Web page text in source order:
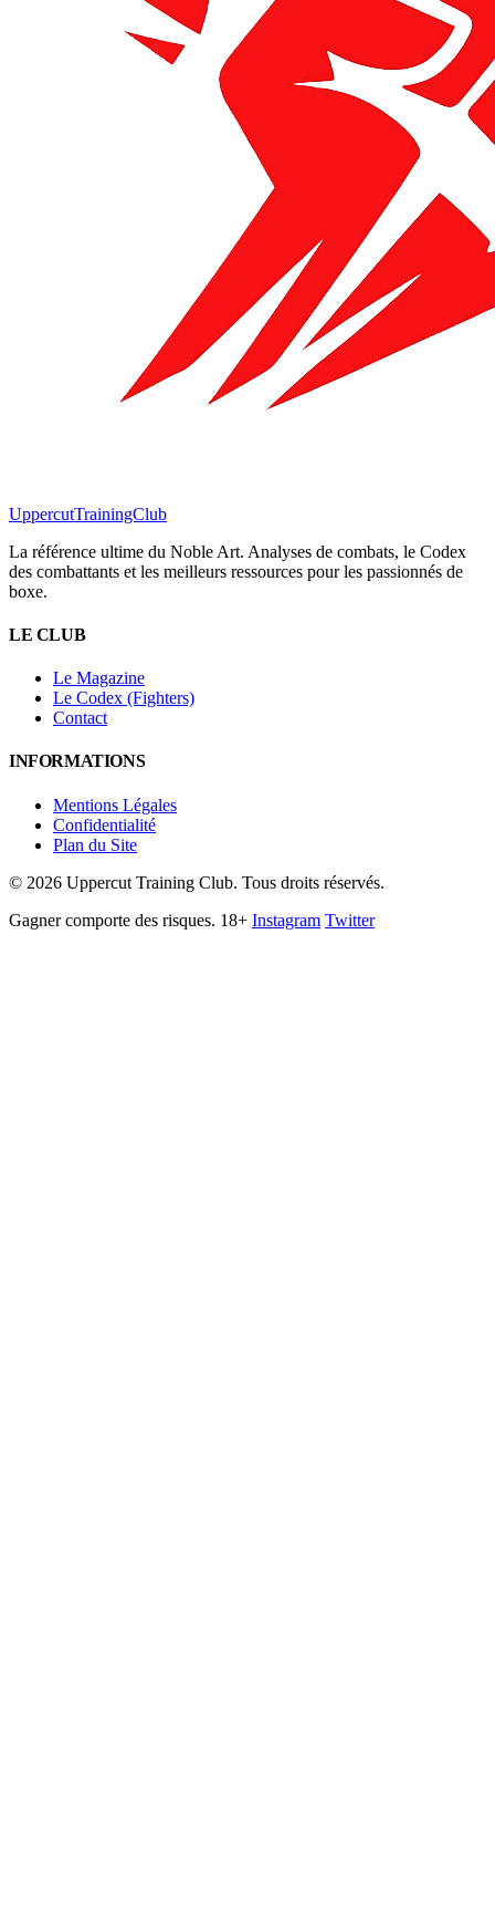
UppercutTrainingClub
La référence ultime du Noble Art. Analyses de combats, le Codex
des combattants et les meilleurs ressources pour les passionnés de
boxe.
LE CLUB
Le Magazine
Le Codex (Fighters)
Contact
INFORMATIONS
Mentions Légales
Confidentialité
Plan du Site
© 2026 Uppercut Training Club. Tous droits réservés.
Gagner comporte des risques. 18+ Instagram Twitter